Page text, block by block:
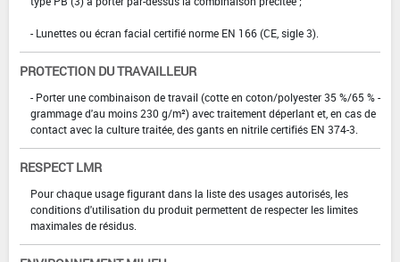
- Lunettes ou écran facial certifié norme EN 166 (CE, sigle 3).
PROTECTION DU TRAVAILLEUR
- Porter une combinaison de travail (cotte en coton/polyester 35 %/65 % -
grammage d'au moins 230 g/m²) avec traitement déperlant et, en cas de
contact avec la culture traitée, des gants en nitrile certifiés EN 374-3.
RESPECT LMR
Pour chaque usage figurant dans la liste des usages autorisés, les
conditions d'utilisation du produit permettent de respecter les limites
maximales de résidus.